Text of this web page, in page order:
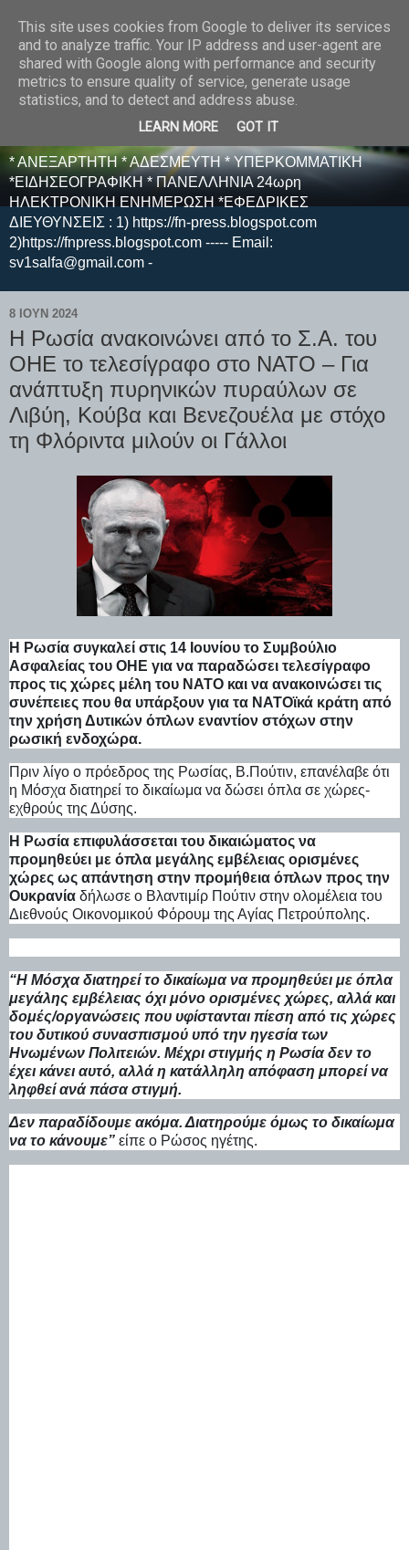
E F E N P R E S S -
ΗΛΕΚΤΡΟΝΙΚΗ
ΕΦΗΜΕΡΙΔΑ
* ΑΝΕΞΑΡΤΗΤΗ * ΑΔΕΣΜΕΥΤΗ * ΥΠΕΡΚΟΜΜΑΤΙΚΗ
*ΕΙΔΗΣΕΟΓΡΑΦΙΚΗ * ΠΑΝΕΛΛΗΝΙΑ 24ωρη
ΗΛΕΚΤΡΟΝΙΚΗ ΕΝΗΜΕΡΩΣΗ *ΕΦΕΔΡΙΚΕΣ
ΔΙΕΥΘΥΝΣΕΙΣ : 1) https://fn-press.blogspot.com
2)https://fnpress.blogspot.com ----- Email:
sv1salfa@gmail.com -
8 ΙΟΥΝ 2024
Η Ρωσία ανακοινώνει από το Σ.Α. του
ΟΗΕ το τελεσίγραφο στο ΝΑΤΟ – Για
ανάπτυξη πυρηνικών πυραύλων σε
Λιβύη, Κούβα και Βενεζουέλα με στόχο
τη Φλόριντα μιλούν οι Γάλλοι
Η Ρωσία συγκαλεί στις 14 Ιουνίου το Συμβούλιο
Ασφαλείας του ΟΗΕ για να παραδώσει τελεσίγραφο
προς τις χώρες μέλη του ΝΑΤΟ και να ανακοινώσει τις
συνέπειες που θα υπάρξουν για τα ΝΑΤΟϊκά κράτη από
την χρήση Δυτικών όπλων εναντίον στόχων στην
ρωσική ενδοχώρα.
Πριν λίγο ο πρόεδρος της Ρωσίας, Β.Πούτιν, επανέλαβε ότι
η Μόσχα διατηρεί το δικαίωμα να δώσει όπλα σε χώρες-
εχθρούς της Δύσης.
Η Ρωσία επιφυλάσσεται του δικαιώματος να
προμηθεύει με όπλα μεγάλης εμβέλειας ορισμένες
χώρες ως απάντηση στην προμήθεια όπλων προς την
Ουκρανία δήλωσε ο Βλαντιμίρ Πούτιν στην ολομέλεια του
Διεθνούς Οικονομικού Φόρουμ της Αγίας Πετρούπολης.
“Η Μόσχα διατηρεί το δικαίωμα να προμηθεύει με όπλα
μεγάλης εμβέλειας όχι μόνο ορισμένες χώρες, αλλά και
δομές/οργανώσεις που υφίστανται πίεση από τις χώρες
του δυτικού συνασπισμού υπό την ηγεσία των
Ηνωμένων Πολιτειών. Μέχρι στιγμής η Ρωσία δεν το
έχει κάνει αυτό, αλλά η κατάλληλη απόφαση μπορεί να
ληφθεί ανά πάσα στιγμή.
Δεν παραδίδουμε ακόμα. Διατηρούμε όμως το δικαίωμα
να το κάνουμε” είπε ο Ρώσος ηγέτης.
This site uses cookies from Google to deliver its services
and to analyze traffic. Your IP address and user-agent are
shared with Google along with performance and security
metrics to ensure quality of service, generate usage
statistics, and to detect and address abuse.
LEARN MORE GOT IT